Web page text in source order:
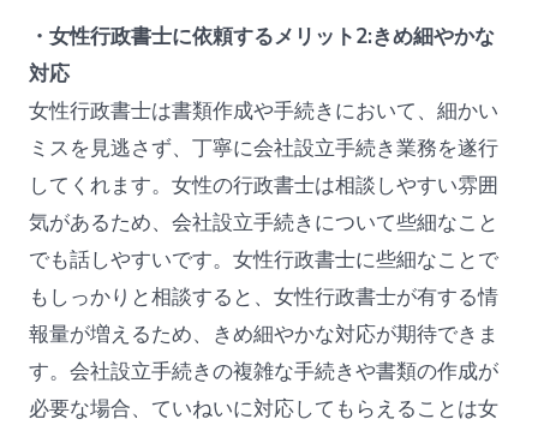
・女性行政書士に依頼するメリット2:きめ細やかな
対応
女性行政書士は書類作成や手続きにおいて、細かい
ミスを見逃さず、丁寧に会社設立手続き業務を遂行
してくれます。女性の行政書士は相談しやすい雰囲
気があるため、会社設立手続きについて些細なこと
でも話しやすいです。女性行政書士に些細なことで
もしっかりと相談すると、女性行政書士が有する情
報量が増えるため、きめ細やかな対応が期待できま
す。会社設立手続きの複雑な手続きや書類の作成が
必要な場合、ていねいに対応してもらえることは女